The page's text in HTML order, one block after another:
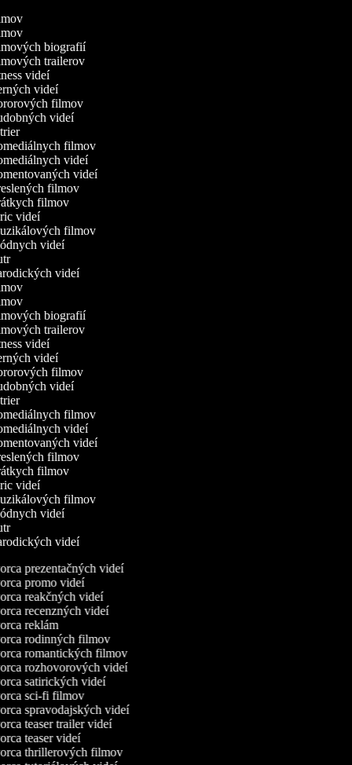
biografií
trailerov
videí
videí
filmov
videí
filmov
videí
videí
filmov
filmov
videí
filmov
videí
videí
biografií
trailerov
videí
videí
filmov
videí
filmov
videí
videí
filmov
filmov
videí
filmov
videí
videí
prezentačných videí
promo videí
reakčných videí
recenzných videí
reklám
rodinných filmov
romantických filmov
rozhovorových videí
satirických videí
sci-fi filmov
spravodajských videí
teaser trailer videí
teaser videí
thrillerových filmov